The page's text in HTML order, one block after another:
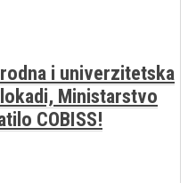
i univerzitetska
Ministarstvo
COBISS!